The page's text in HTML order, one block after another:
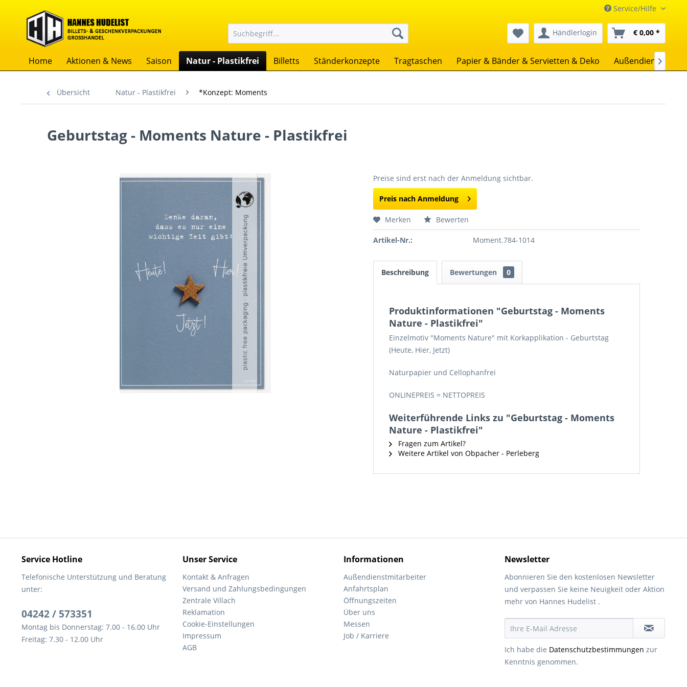
Service/Hilfe
Händlerlogin € 0,00 *
Home Aktionen & News Saison Natur - Plastikfrei Billetts Ständerkonzepte Tragtaschen Papier & Bänder & Servietten & Deko Außendienst

Übersicht Natur - Plastikfrei *Konzept: Moments
Geburtstag - Moments Nature - Plastikfrei
Preise sind erst nach der Anmeldung sichtbar.
Preis nach Anmeldung
Merken Bewerten
Artikel-Nr.: Moment.784-1014
Beschreibung Bewertungen 0
Produktinformationen "Geburtstag - Moments
Nature - Plastikfrei"
Einzelmotiv "Moments Nature" mit Korkapplikation - Geburtstag
(Heute, Hier, Jetzt)
Naturpapier und Cellophanfrei
ONLINEPREIS = NETTOPREIS
Weiterführende Links zu "Geburtstag - Moments
Nature - Plastikfrei"
Fragen zum Artikel?
Weitere Artikel von Obpacher - Perleberg
Service Hotline
Telefonische Unterstützung und Beratung
unter:
04242 / 573351
Montag bis Donnerstag: 7.00 - 16.00 Uhr
Freitag: 7.30 - 12.00 Uhr
Unser Service
Kontakt & Anfragen
Versand und Zahlungsbedingungen
Zentrale Villach
Reklamation
Cookie-Einstellungen
Impressum
AGB
Informationen
Außendienstmitarbeiter
Anfahrtsplan
Öffnungszeiten
Über uns
Messen
Job / Karriere
Newsletter
Abonnieren Sie den kostenlosen Newsletter
und verpassen Sie keine Neuigkeit oder Aktion
mehr von Hannes Hudelist .
Ich habe die Datenschutzbestimmungen zur
Kenntnis genommen.